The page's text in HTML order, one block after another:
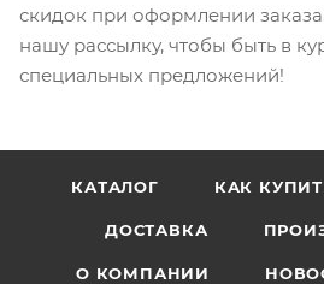
скидок при оформлении
нашу рассылку, чтобы быть в
специальных предложений!
КАТАЛОГ КАК
ДОСТАВКА
О КОМПАНИИ